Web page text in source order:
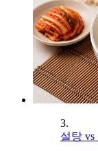
3.
설탕